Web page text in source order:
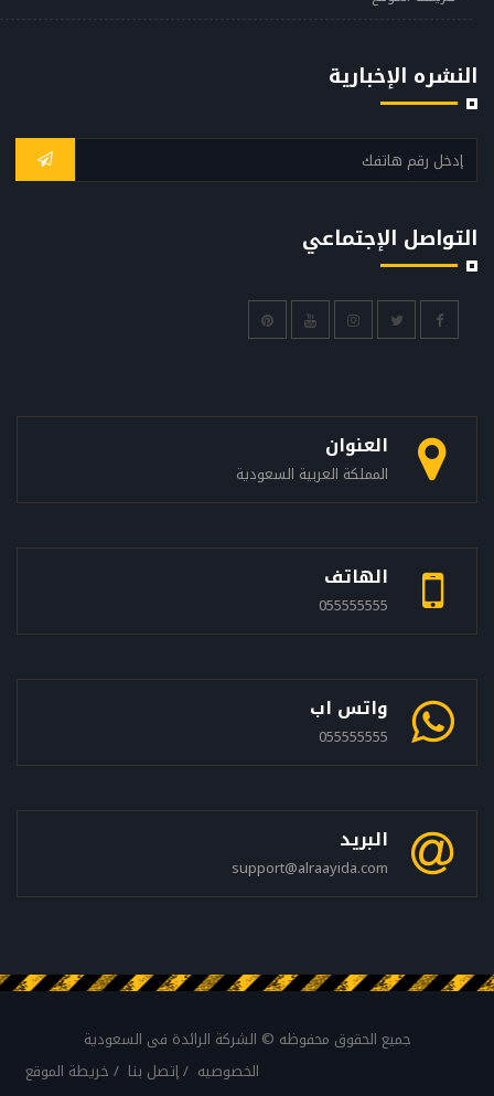
النشره الإخبارية
التواصل الإجتماعي
العنوان
المملكة العربية السعودية
الهاتف
055555555
واتس اب
055555555
البريد
support@alraayida.com
جميع الحقوق محفوظه © الشركة الرائدة فى السعودية
الخصوصيه
إتصل بنا خريطة الموقع